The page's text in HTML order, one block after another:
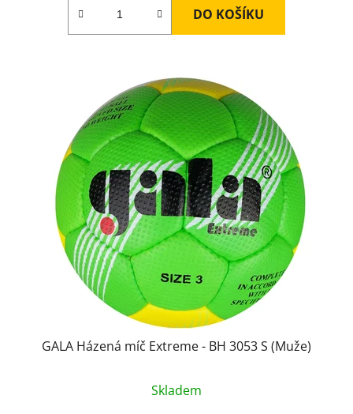
DO KOŠÍKU
GALA Házená míč Extreme - BH 3053 S (Muže)
Skladem